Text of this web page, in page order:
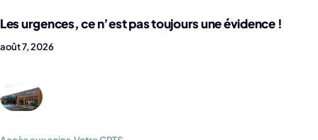
Les urgences, ce n’est pas toujours une évidence !
août 7, 2026